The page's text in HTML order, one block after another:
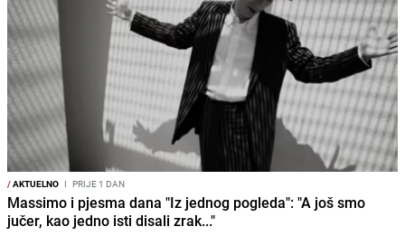
/AKTUELNO I PRIJE 1 DAN
Massimo i pjesma dana "Iz jednog pogleda": "A još smo
jučer, kao jedno isti disali zrak..."